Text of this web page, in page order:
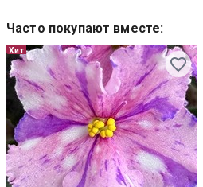
Часто покупают вместе:
Хит